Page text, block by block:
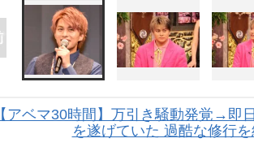
【アベマ30時間】万引き騒動発覚→即
を遂げていた 過酷な修行